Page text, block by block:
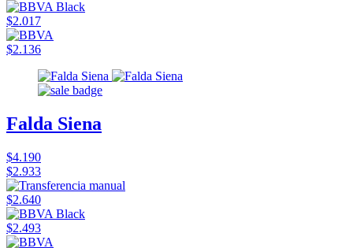
$2.017
$2.136
Falda Siena
$4.190
$2.933
$2.640
$2.493